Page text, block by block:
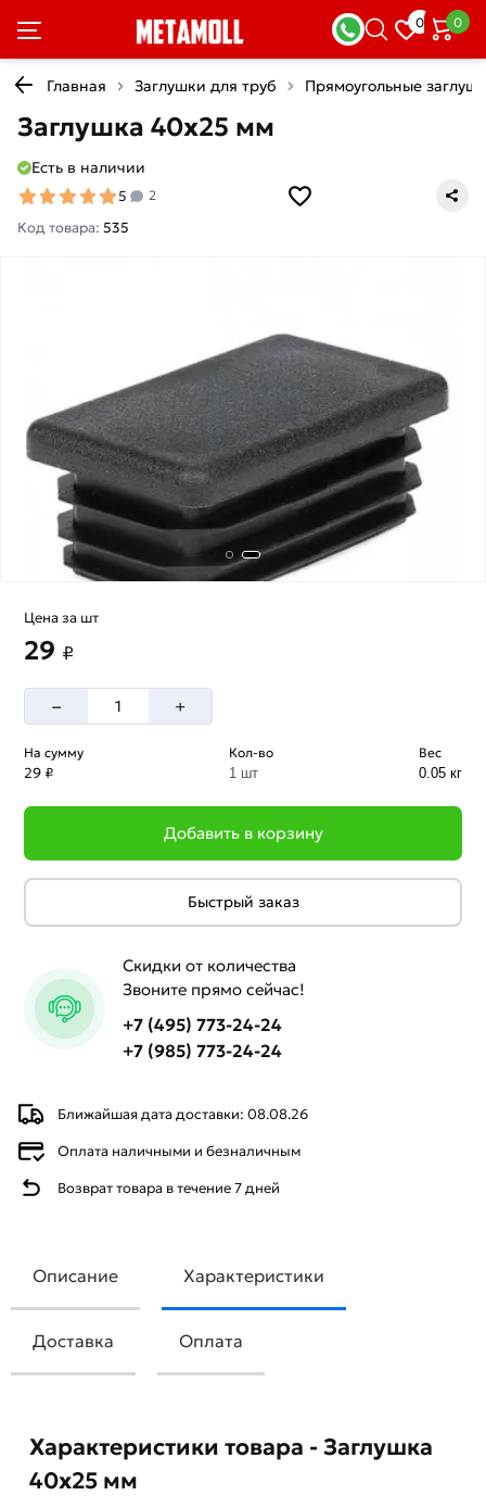
0 0
Главная Заглушки для труб Прямоугольные
Заглушка 40х25 мм
Есть в наличии
5 2
Код товара: 535
Ближайшая дата доставки: 08.08.26
Оплата наличными и безналичным
Возврат товара в течение 7 дней
Цена за шт
29 ₽
– +
На сумму
29 ₽
Кол-во
1 шт
Вес
0.05 кг
Добавить в корзину
Быстрый заказ
Скидки от количества
Звоните прямо сейчас!
+7 (495) 773-24-24
+7 (985) 773-24-24
Описание Характеристики
Доставка Оплата
Характеристики товара - Заглушка
40х25 мм